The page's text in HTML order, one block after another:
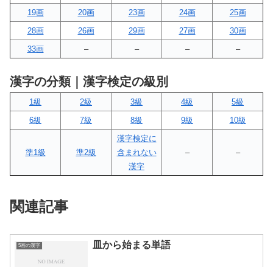
19画
20画 23画 24画
25画
28画
26画 29画 27画
30画
33画
– – – –
漢字の分類｜漢字検定の級別
1級 2級 3級 4級
5級
6級
7級 8級 9級 10級
準1級 準2級
漢字検定に
含まれない
漢字
– –
関連記事
5画の漢字 皿から始まる単語